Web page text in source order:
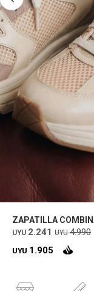
ZAPATILLA
UYU 2.241 UYU 4.990
UYU 1.905